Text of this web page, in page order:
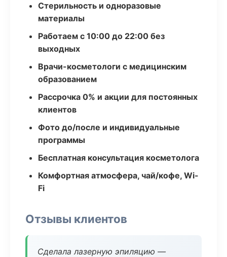
Стерильность и одноразовые
материалы
Работаем с 10:00 до 22:00 без
выходных
Врачи-косметологи с медицинским
образованием
Рассрочка 0% и акции для постоянных
клиентов
Фото до/после и индивидуальные
программы
Бесплатная консультация косметолога
Комфортная атмосфера, чай/кофе, Wi-
Fi
Отзывы клиентов
Сделала лазерную эпиляцию —